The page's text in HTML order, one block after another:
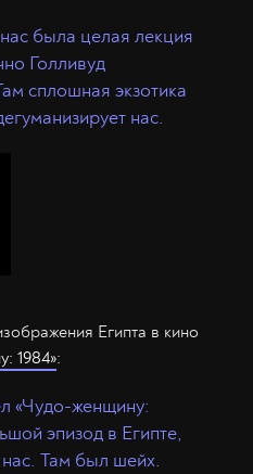
была целая лекция
Голливуд
сплошная экзотика
нас.
Египта в кино
1984»:
«Чудо-женщину:
эпизод в Египте,
Там был шейх.